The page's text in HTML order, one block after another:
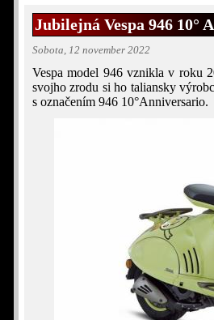
Jubilejná Vespa 946 10°
Sobota, 12 november 2022
Vespa model 946 vznikla v roku
svojho zrodu si ho taliansky
s označením 946 10°Anniversario.